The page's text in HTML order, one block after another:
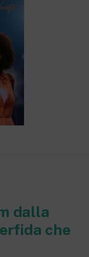
dalla
che